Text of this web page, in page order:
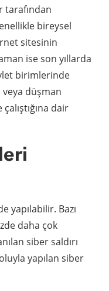
tarafından
bireysel
sitesinin
ise son yıllarda
birimlerinde
veya düşman
dair
yapılabilir. Bazı
daha çok
siber saldırı
yapılan siber